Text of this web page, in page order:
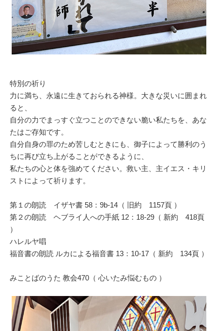
特別の祈り
力に満ち、永遠に生きておられる神様。大きな災いに囲まれ
ると、
自分の力でまっすぐ立つことのできない脆い私たちを、あな
たはご存知です。
自分自身の罪のため苦しむときにも、御子によって勝利のう
ちに再び立ち上がることができるように、
私たちの心と体を強めてください。救い主、主イエス・キリ
ストによって祈ります。
第１の朗読 イザヤ書 58：9b-14（ 旧約 1157頁 ）
第２の朗読 ヘブライ人への手紙 12：18-29（ 新約 418頁
）
ハレルヤ唱
福音書の朗読 ルカによる福音書 13：10-17（ 新約 134頁 ）
みことばのうた 教会470（ 心いたみ悩むもの ）